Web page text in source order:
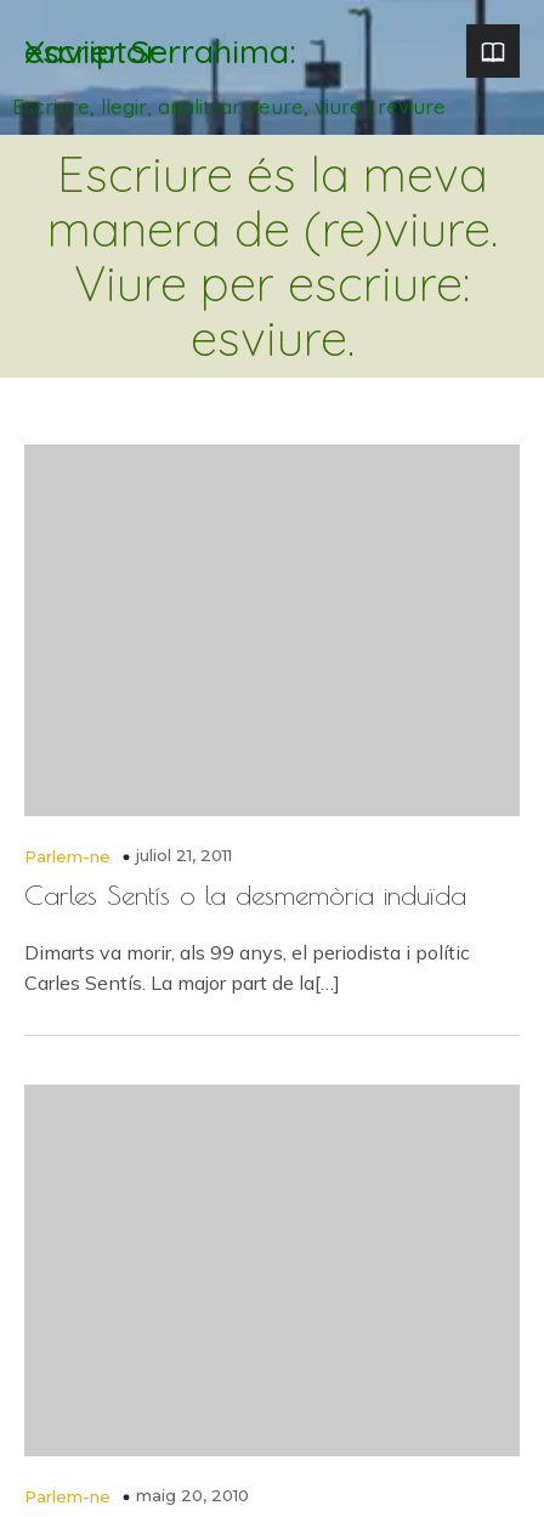
Xavier Serrahima: escriptor
Escriure, llegir, analitzar. veure, viure i reviure
Escriure és la meva
manera de (re)viure.
Viure per escriure:
esviure.
Parlem-ne juliol 21, 2011
Carles Sentís o la desmemòria induïda
Dimarts va morir, als 99 anys, el periodista i polític
Carles Sentís. La major part de la[…]
Parlem-ne maig 20, 2010